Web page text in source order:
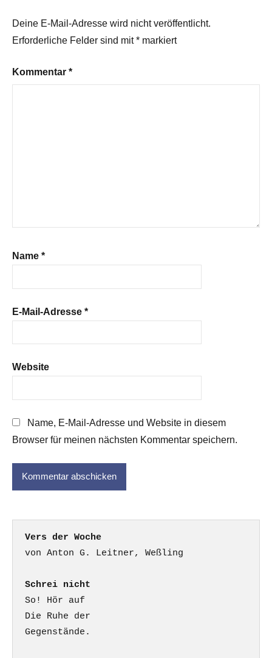
Deine E-Mail-Adresse wird nicht veröffentlicht.
Erforderliche Felder sind mit* markiert
Kommentar *
Name *
E-Mail-Adresse *
Website
Name, E-Mail-Adresse und Website in diesem
Browser für meinen nächsten Kommentar speichern.
Vers der Woche
Schrei nicht
So! Hör auf
Die Ruhe der
Gegenstände.